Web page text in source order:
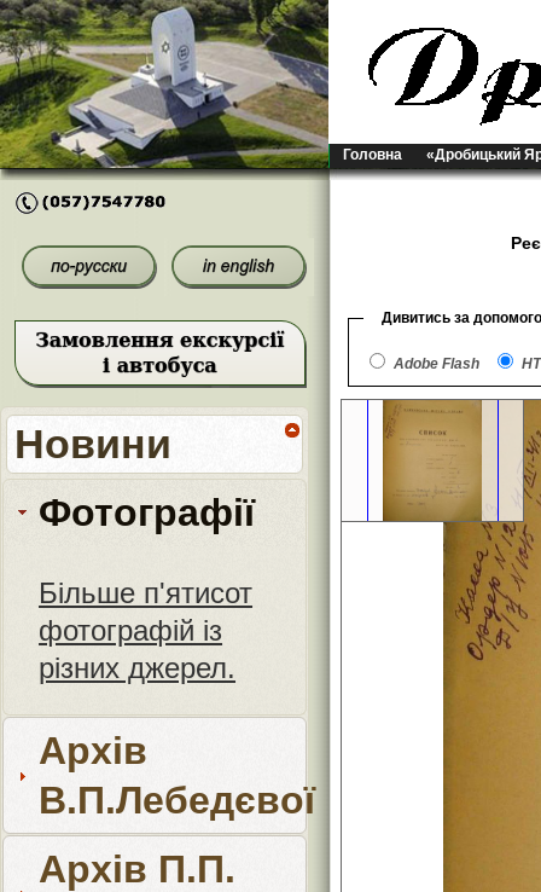
Головна «Дробицький
Новини
Фотографії
Більше п'ятисот
фотографій із
різних джерел.
Архів
В.П.Лебедєвої
Архів П.П.
Дивитись за
Adobe Flash